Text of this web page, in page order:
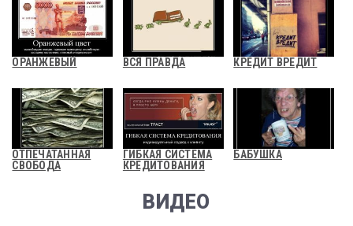
ОРАНЖЕВЫЙ ВСЯ ПРАВДА КРЕДИТ ВРЕДИТ
ОТПЕЧАТАННАЯ
СВОБОДА
ГИБКАЯ СИСТЕМА
КРЕДИТОВАНИЯ
БАБУШКА
ВИДЕО